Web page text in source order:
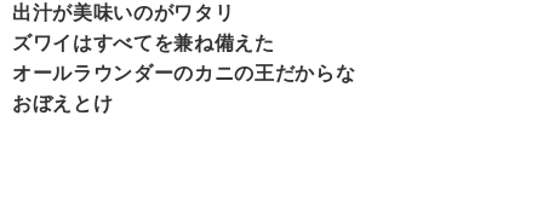
出汁が美味いのがワタリ
ズワイはすべてを兼ね備えた
オールラウンダーのカニの王だからな
おぼえとけ